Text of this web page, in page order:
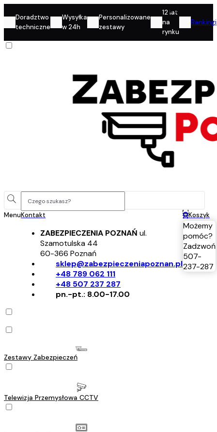
Doradztwo
techniczne
Wysyłka
w 24h
Personalizowane
zestawy
12 lat
na
rynku
Rankingi
MenuKontakt
ZABEZPIECZENIA POZNAŃ ul.
Szamotulska 44
60-366 Poznań
sklep@zabezpieczeniapoznan.pl
+48 789 062 111
+48 507 237 287
pn.-pt.: 8.00-17.00
Konto
0Koszyk
Możemy
pomóc?
Zadzwoń
507-
237-287
Zestawy Zabezpieczeń
Telewizja Przemysłowa CCTV